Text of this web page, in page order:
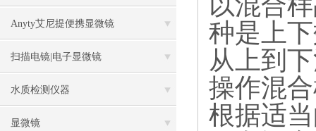
Anyty艾尼提便携显微镜
扫描电镜|电子显微镜
水质检测仪器
显微镜
种是上
从上到
操作混
根据适